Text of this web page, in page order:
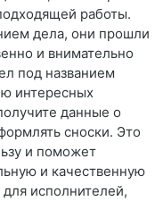
работы.
дела, они прошли
и внимательно
под названием
интересных
данные о
сноски. Это
и поможет
и качественную
исполнителей,